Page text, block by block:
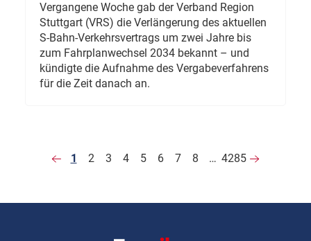
Vergangene Woche gab der Verband Region
Stuttgart (VRS) die Verlängerung des aktuellen
S-Bahn-Verkehrsvertrags um zwei Jahre bis
zum Fahrplanwechsel 2034 bekannt – und
kündigte die Aufnahme des Vergabeverfahrens
für die Zeit danach an.
1 2 3 4 5 6 7 8 … 4285